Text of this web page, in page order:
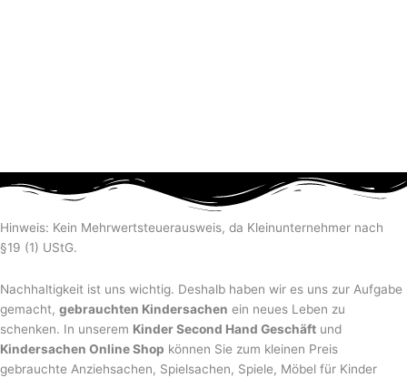
Hinweis: Kein Mehrwertsteuerausweis, da Kleinunternehmer nach
§19 (1) UStG.
Nachhaltigkeit ist uns wichtig. Deshalb haben wir es uns zur Aufgabe
gemacht, gebrauchten Kindersachen ein neues Leben zu
schenken. In unserem Kinder Second Hand Geschäft und
Kindersachen Online Shop können Sie zum kleinen Preis
gebrauchte Anziehsachen, Spiel­sachen, Spiele, Möbel für Kinder